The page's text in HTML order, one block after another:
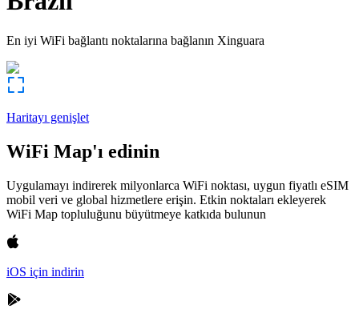
En iyi WiFi bağlantı noktalarına bağlanın Xinguara
Haritayı genişlet
WiFi Map'ı edinin
Uygulamayı indirerek milyonlarca WiFi noktası, uygun fiyatlı eSIM
mobil veri ve global hizmetlere erişin. Etkin noktaları ekleyerek
WiFi Map topluluğunu büyütmeye katkıda bulunun
iOS için indirin